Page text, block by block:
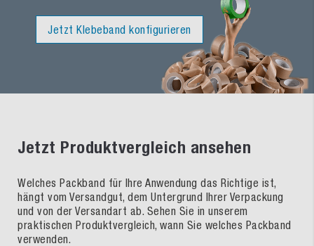
Jetzt Klebeband konfigurieren
Jetzt Produktvergleich ansehen
Welches Packband für Ihre Anwendung das Richtige ist,
hängt vom Versandgut, dem Untergrund Ihrer Verpackung
und von der Versandart ab. Sehen Sie in unserem
praktischen Produktvergleich, wann Sie welches Packband
verwenden.